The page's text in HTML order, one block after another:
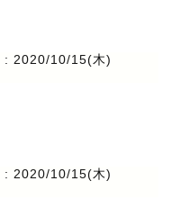
: 2020/10/15(木)
: 2020/10/15(木)